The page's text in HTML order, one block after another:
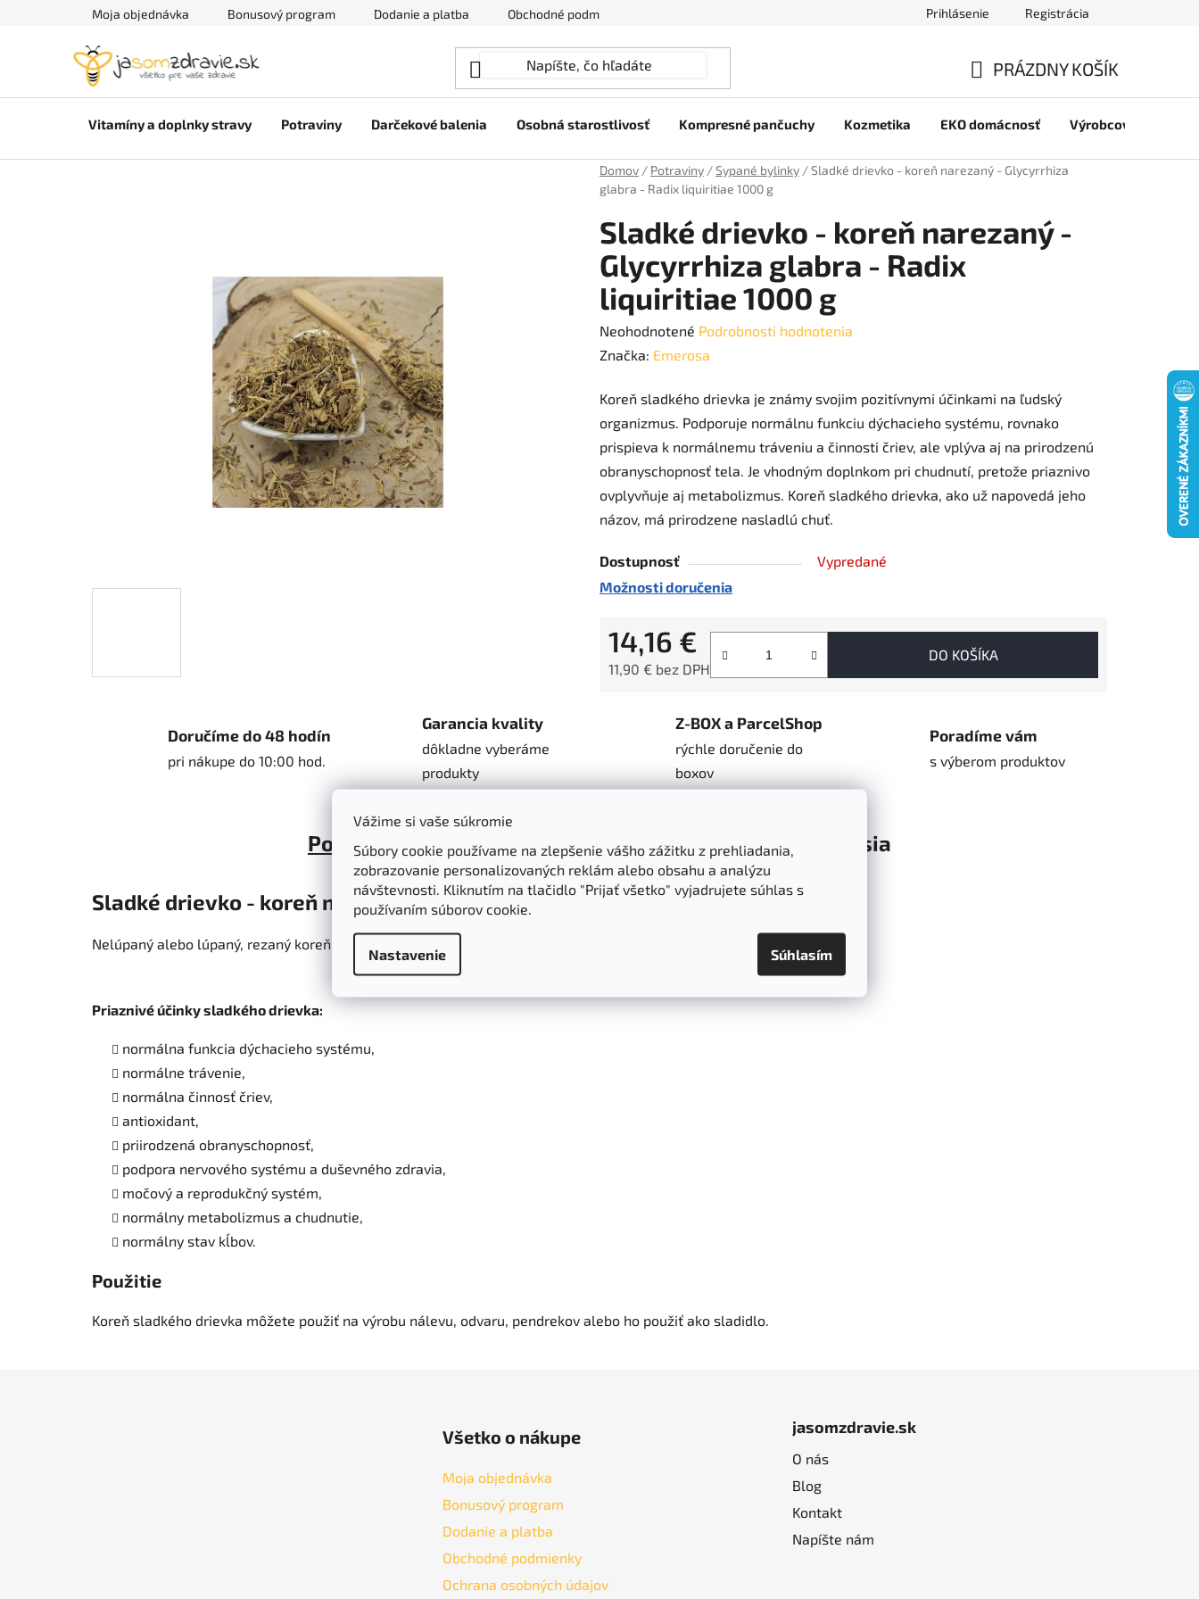
Vážime si vaše súkromie
Súbory cookie používame na zlepšenie vášho zážitku z prehliadania,
zobrazovanie personalizovaných reklám alebo obsahu a analýzu
návštevnosti. Kliknutím na tlačidlo "Prijať všetko" vyjadrujete súhlas s
používaním súborov cookie.
Nastavenie Súhlasím
Moja objednávka Bonusový program Dodanie a platba Obchodné podmienky Prihlásenie Registrácia
KOŠÍK
PRÁZDNY KOŠÍK
Vitamíny a doplnky stravy Potraviny Darčekové balenia Osobná starostlivosť Kompresné pančuchy Kozmetika EKO domácnosť Výrobcovia
Domov / Potraviny /Sypané bylinky /Sladké drievko - koreň narezaný - Glycyrrhiza
glabra - Radix liquiritiae 1000 g
Sladké drievko - koreň narezaný -
Glycyrrhiza glabra - Radix
liquiritiae 1000 g
Priemerné
hodnotenie
je
0,0
z
5
hviezdičiek.
Neohodnotené Podrobnosti hodnotenia
Značka: Emerosa
Koreň sladkého drievka je známy svojim pozitívnymi účinkami na ľudský
organizmus. Podporuje normálnu funkciu dýchacieho systému, rovnako
prispieva k normálnemu tráveniu a činnosti čriev, ale vplýva aj na prirodzenú
obranyschopnosť tela. Je vhodným doplnkom pri chudnutí, pretože priaznivo
ovplyvňuje aj metabolizmus. Koreň sladkého drievka, ako už napovedá jeho
názov, má prirodzene nasladlú chuť.
Dostupnosť
Vypredané
Možnosti doručenia
14,16 €
11,90 € bez DPH
DO KOŠÍKA
Doručíme do 48 hodín
pri nákupe do 10:00 hod.
Garancia kvality
dôkladne vyberáme
produkty
Z-BOX a ParcelShop
rýchle doručenie do
boxov
Poradíme vám
s výberom produktov
Popis Parametre Hodnotenie Diskusia
Sladké drievko - koreň narezaný - Glycyrrhiza glabra - Radix liquiritiae
Nelúpaný alebo lúpaný, rezaný koreň a výbežky sladkého drievka.
Priaznivé účinky sladkého drievka:
normálna funkcia dýchacieho systému,
normálne trávenie,
normálna činnosť čriev,
antioxidant,
priirodzená obranyschopnosť,
podpora nervového systému a duševného zdravia,
močový a reprodukčný systém,
normálny metabolizmus a chudnutie,
normálny stav kĺbov.
Použitie
Koreň sladkého drievka môžete použiť na výrobu nálevu, odvaru, pendrekov alebo ho použiť ako sladidlo.
Všetko o nákupe
Moja objednávka
Bonusový program
Dodanie a platba
Obchodné podmienky
Ochrana osobných údajov
jasomzdravie.sk
O nás
Blog
Kontakt
Napíšte nám